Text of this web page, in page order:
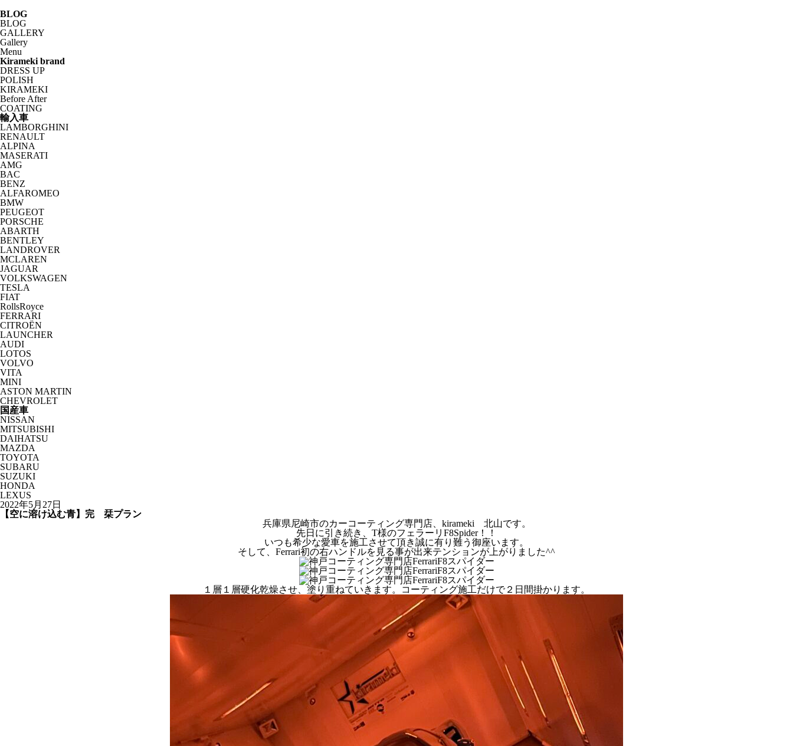
BLOG
BLOG
GALLERY
Gallery
Menu
Kirameki brand
DRESS UP
POLISH
KIRAMEKI
Before After
COATING
輸入車
LAMBORGHINI
RENAULT
ALPINA
MASERATI
AMG
BAC
BENZ
ALFAROMEO
BMW
PEUGEOT
PORSCHE
ABARTH
BENTLEY
LANDROVER
MCLAREN
JAGUAR
VOLKSWAGEN
TESLA
FIAT
RollsRoyce
FERRARI
CITROËN
LAUNCHER
AUDI
LOTOS
VOLVO
VITA
MINI
ASTON MARTIN
CHEVROLET
国産車
NISSAN
MITSUBISHI
DAIHATSU
MAZDA
TOYOTA
SUBARU
SUZUKI
HONDA
LEXUS
2022年5月27日
【空に溶け込む青】完 栞プラン
兵庫県尼崎市のカーコーティング専門店、kirameki 北山です。
先日に引き続き、T様のフェラーリF8Spider！！
いつも希少な愛車を施工させて頂き誠に有り難う御座います。
そして、Ferrari初の右ハンドルを見る事が出来テンションが上がりました^^
１層１層硬化乾燥させ、塗り重ねていきます。コーティング施工だけで２日間掛かります。